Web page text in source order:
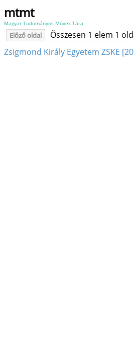
mtmt
Magyar Tudományos Művek Tára
Előző oldal
Összesen 1 elem 1
Zsigmond Király Egyetem ZSKE